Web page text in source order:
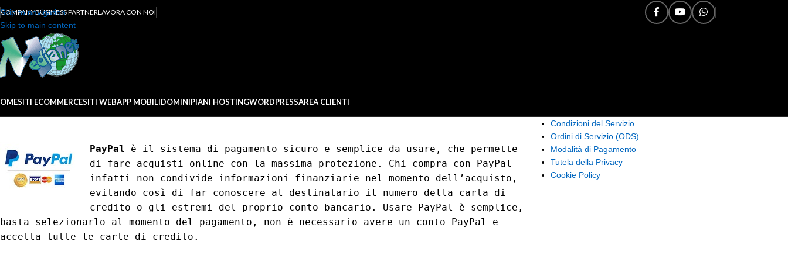
Skip to navigation
Skip to main content
COMPANYBUSINESS PARTNERLAVORA CON NOI
SITI ECOMMERCESITI WEBAPP MOBILIDOMINIPIANI HOSTINGWORDPRESSAREA CLIENTI
PayPal è il sistema di pagamento sicuro e semplice da usare, che permette
di fare acquisti online con la massima protezione. Chi compra con PayPal
infatti non condivide informazioni finanziarie nel momento dell’acquisto,
evitando così di far conoscere al destinatario il numero della carta di
credito o gli estremi del proprio conto bancario. Usare PayPal è semplice,
basta selezionarlo al momento del pagamento, non è necessario avere un conto PayPal e
accetta tutte le carte di credito.
Condizioni del Servizio
Ordini di Servizio (ODS)
Modalità di Pagamento
Tutela della Privacy
Cookie Policy